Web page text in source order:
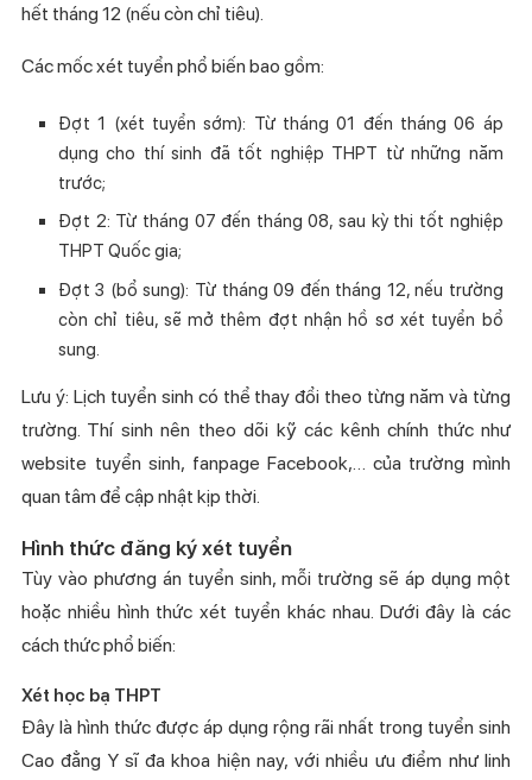
hết tháng 12 (nếu còn chỉ tiêu).
Các mốc xét tuyển phổ biến bao gồm:
Đợt 1 (xét tuyển sớm): Từ tháng 01 đến tháng 06 áp
dụng cho thí sinh đã tốt nghiệp THPT từ những năm
trước;
Đợt 2: Từ tháng 07 đến tháng 08, sau kỳ thi tốt nghiệp
THPT Quốc gia;
Đợt 3 (bổ sung): Từ tháng 09 đến tháng 12, nếu trường
còn chỉ tiêu, sẽ mở thêm đợt nhận hồ sơ xét tuyển bổ
sung.
Lưu ý: Lịch tuyển sinh có thể thay đổi theo từng năm và từng
trường. Thí sinh nên theo dõi kỹ các kênh chính thức như
website tuyển sinh, fanpage Facebook,… của trường mình
quan tâm để cập nhật kịp thời.
Hình thức đăng ký xét tuyển
Tùy vào phương án tuyển sinh, mỗi trường sẽ áp dụng một
hoặc nhiều hình thức xét tuyển khác nhau. Dưới đây là các
cách thức phổ biến:
Xét học bạ THPT
Đây là hình thức được áp dụng rộng rãi nhất trong tuyển sinh
Cao đẳng Y sĩ đa khoa hiện nay, với nhiều ưu điểm như linh